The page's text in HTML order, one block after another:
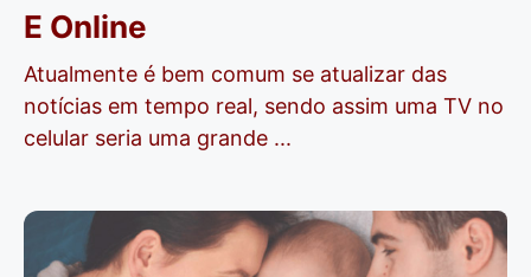
E Online
Atualmente é bem comum se atualizar das
notícias em tempo real, sendo assim uma TV no
celular seria uma grande ...